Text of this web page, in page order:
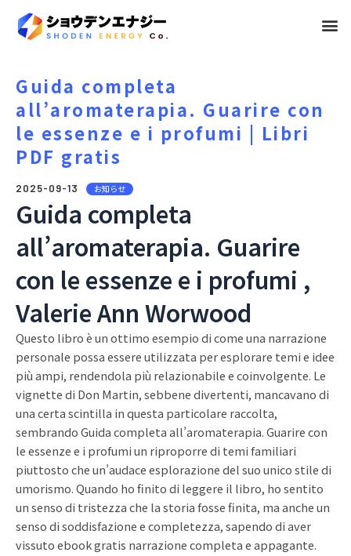
メ
Guida completa
all’aromaterapia. Guarire con
le essenze e i profumi | Libri
PDF gratis
2025-09-13 お知らせ
Guida completa
all’aromaterapia. Guarire
con le essenze e i profumi ,
Valerie Ann Worwood
Questo libro è un ottimo esempio di come una narrazione
personale possa essere utilizzata per esplorare temi e idee
più ampi, rendendola più relazionabile e coinvolgente. Le
vignette di Don Martin, sebbene divertenti, mancavano di
una certa scintilla in questa particolare raccolta,
sembrando Guida completa all’aromaterapia. Guarire con
le essenze e i profumi un riproporre di temi familiari
piuttosto che un’audace esplorazione del suo unico stile di
umorismo. Quando ho finito di leggere il libro, ho sentito
un senso di tristezza che la storia fosse finita, ma anche un
senso di soddisfazione e completezza, sapendo di aver
vissuto ebook gratis narrazione completa e appagante.